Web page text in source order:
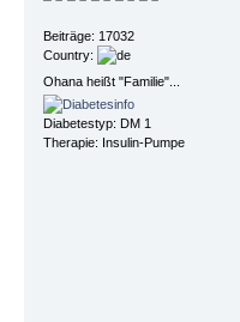
Beiträge: 17032
Country:
Ohana heißt "Familie"...
Diabetestyp: DM 1
Therapie: Insulin-Pumpe